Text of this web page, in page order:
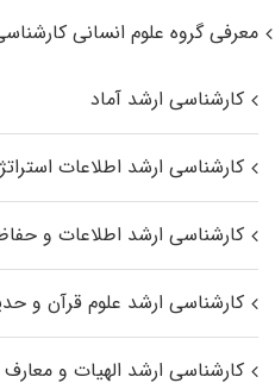
معرفی گروه علوم انسانی
کارشناسی ارشد آماد
کارشناسی ارشد اطلاعات
کارشناسی ارشد اطلاعات و
کارشناسی ارشد علوم قرآن و
کارشناسی ارشد الهیات و